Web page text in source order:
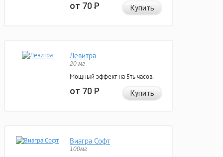
от 70Р Купить
Левитра
20 мг
Мощный эффект на 5ть часов.
от 70Р Купить
Виагра Софт
100мг